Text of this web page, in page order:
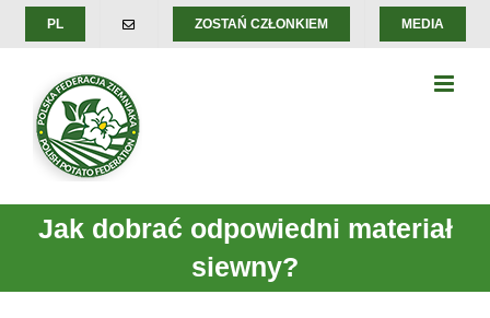
Skip
PL ZOSTAŃ CZŁONKIEM MEDIA
Jak dobrać odpowiedni materiał
siewny?